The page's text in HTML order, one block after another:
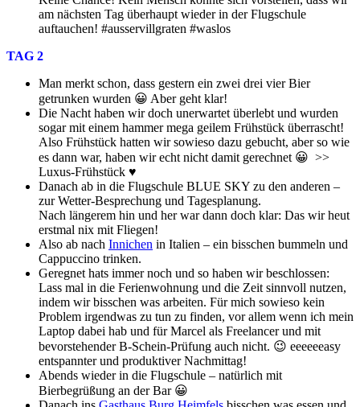
am nächsten Tag überhaupt wieder in der Flugschule
auftauchen! #ausservillgraten #waslos
TAG 2
Man merkt schon, dass gestern ein zwei drei vier Bier
getrunken wurden 😀 Aber geht klar!
Die Nacht haben wir doch unerwartet überlebt und wurden
sogar mit einem hammer mega geilem Frühstück überrascht!
Also Frühstück hatten wir sowieso dazu gebucht, aber so wie
es dann war, haben wir echt nicht damit gerechnet 😀 >>
Luxus-Frühstück ♥
Danach ab in die Flugschule BLUE SKY zu den anderen –
zur Wetter-Besprechung und Tagesplanung.
Nach längerem hin und her war dann doch klar: Das wir heut
erstmal nix mit Fliegen!
Also ab nach Innichen in Italien – ein bisschen bummeln und
Cappuccino trinken.
Geregnet hats immer noch und so haben wir beschlossen:
Lass mal in die Ferienwohnung und die Zeit sinnvoll nutzen,
indem wir bisschen was arbeiten. Für mich sowieso kein
Problem irgendwas zu tun zu finden, vor allem wenn ich mein
Laptop dabei hab und für Marcel als Freelancer und mit
bevorstehender B-Schein-Prüfung auch nicht. 😉 eeeeeeasy
entspannter und produktiver Nachmittag!
Abends wieder in die Flugschule – natürlich mit
Bierbegrüßung an der Bar 😀